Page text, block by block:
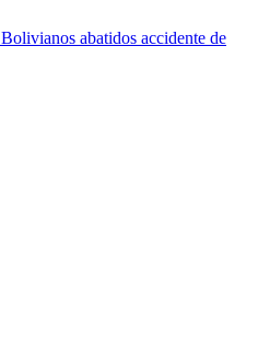
Bolivianos abatidos accidente de